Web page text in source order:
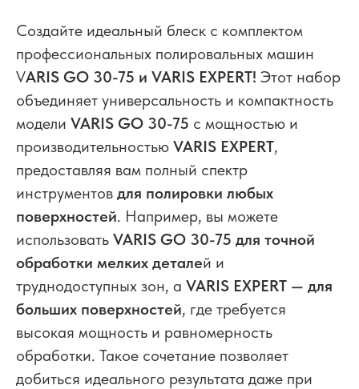
Создайте идеальный блеск с комплектом
профессиональных полировальных машин
VARIS GO 30-75 и VARIS EXPERT! Этот набор
объединяет универсальность и компактность
модели VARIS GO 30-75 с мощностью и
производительностью VARIS EXPERT,
предоставляя вам полный спектр
инструментов для полировки любых
поверхностей. Например, вы можете
использовать VARIS GO 30-75 для точной
обработки мелких деталей и
труднодоступных зон, а VARIS EXPERT — для
больших поверхностей, где требуется
высокая мощность и равномерность
обработки. Такое сочетание позволяет
добиться идеального результата даже при